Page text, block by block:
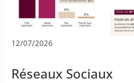
12/07/2026
Réseaux Sociaux